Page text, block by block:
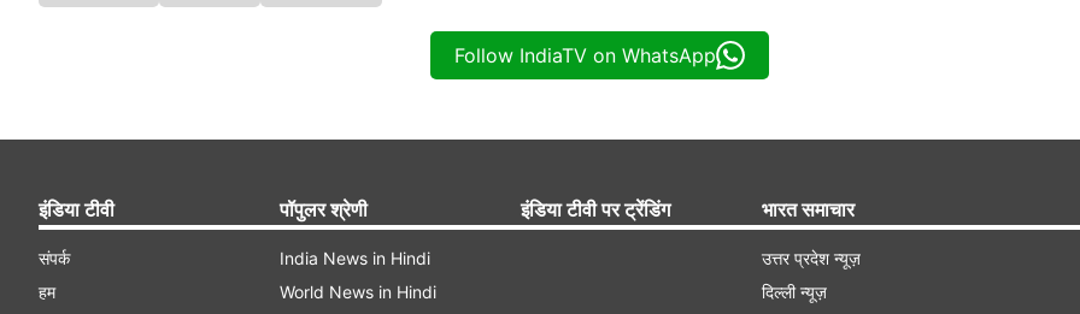
Follow IndiaTV on WhatsApp
इंडिया टीवी
संपर्क
हम
पॉपुलर श्रेणी
India News in Hindi
World News in Hindi
इंडिया टीवी पर ट्रेंडिंग भारत समाचार
उत्तर प्रदेश न्यूज़
दिल्ली न्यूज़